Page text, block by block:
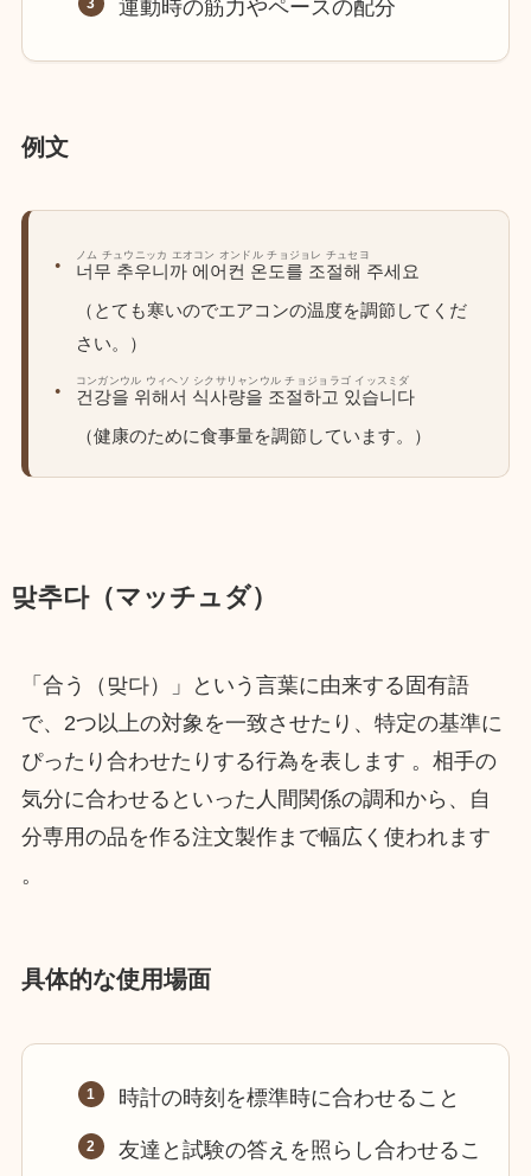
運動時の筋力やペースの配分
例文
너무 추우니까 에어컨 온도를 조절해 주세요
ノム チュウニッカ エオコン オンドル チョジョレ チュセヨ
（とても寒いのでエアコンの温度を調節してくだ
さい。）
건강을 위해서 식사량을 조절하고 있습니다
コンガンウル ウィヘソ シクサリャンウル チョジョラゴ イッスミダ
（健康のために食事量を調節しています。）
맞추다（マッチュダ）
「合う（맞다）」という言葉に由来する固有語
で、2つ以上の対象を一致させたり、特定の基準に
ぴったり合わせたりする行為を表します 。相手の
気分に合わせるといった人間関係の調和から、自
分専用の品を作る注文製作まで幅広く使われます
。
具体的な使用場面
時計の時刻を標準時に合わせること
友達と試験の答えを照らし合わせるこ